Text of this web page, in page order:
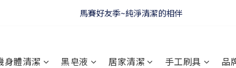
WELCOME 🇫🇷 LA CORVETTE
馬賽好友季~純淨清潔的相伴
身體清潔 黑皂液 居家清潔 手工刷具 品